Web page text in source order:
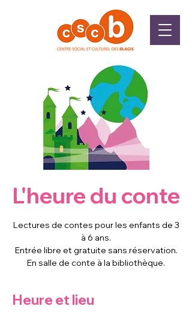
L'heure du conte
Lectures de contes pour les enfants de 3
à 6 ans.
Entrée libre et gratuite sans réservation.
En salle de conte à la bibliothèque.
Heure et lieu